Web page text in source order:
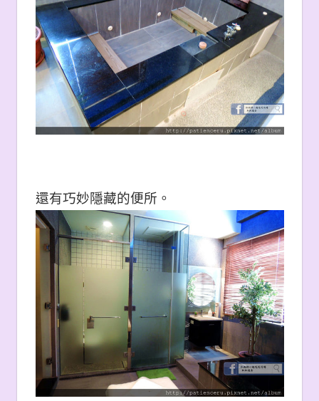
還有巧妙隱藏的便所。